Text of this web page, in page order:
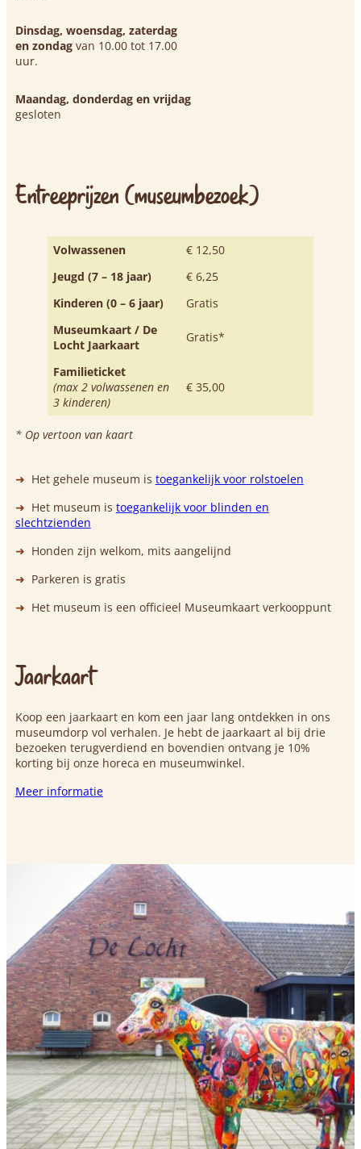
Dinsdag, woensdag, zaterdag
en zondagvan 10.00 tot 17.00
uur.
Maandag, donderdag en vrijdag
gesloten
Entreeprijzen (museumbezoek)
Volwassenen
€ 12,50
Jeugd (7 – 18 jaar)
€ 6,25
Kinderen (0 – 6 jaar)
Gratis
Museumkaart / De
Locht Jaarkaart
Gratis*
Familieticket
(max 2 volwassenen en
3 kinderen)
€ 35,00
* Op vertoon van kaart
Het gehele museum is toegankelijk voor rolstoelen
Het museum is toegankelijk voor blinden en
slechtzienden
Honden zijn welkom, mits aangelijnd
Parkeren is gratis
Het museum is een officieel Museumkaart verkooppunt
Jaarkaart
Koop een jaarkaart en kom een jaar lang ontdekken in ons
museumdorp vol verhalen. Je hebt de jaarkaart al bij drie
bezoeken terugverdiend en bovendien ontvang je 10%
korting bij onze horeca en museumwinkel.
Meer informatie